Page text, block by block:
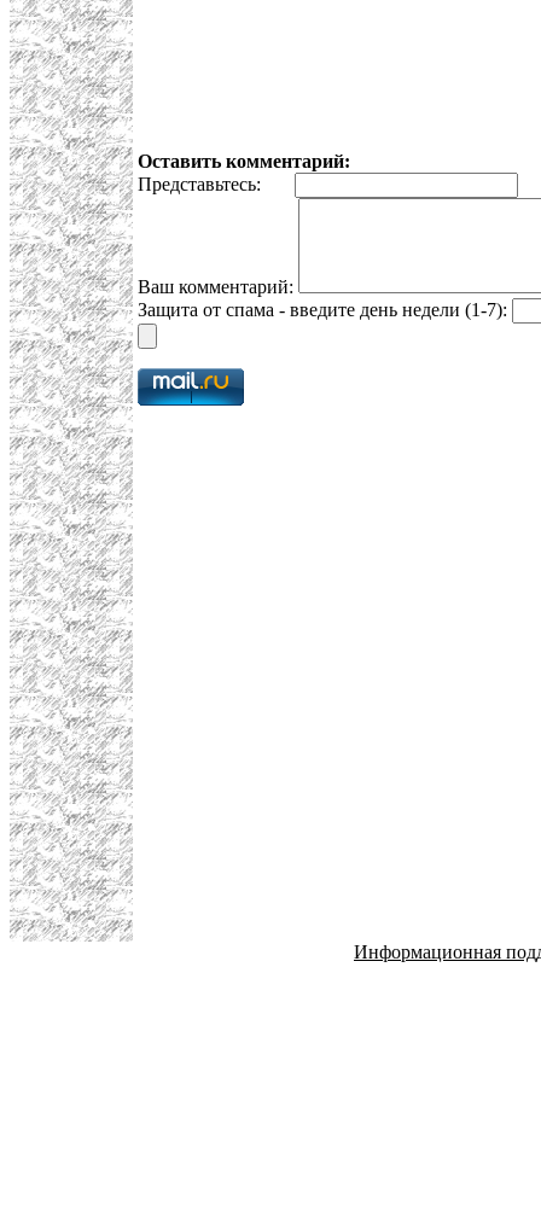
Оставить комментарий:
Представьтесь:
Ваш комментарий:
Защита от спама - введите день недели (1-7):
Информационная